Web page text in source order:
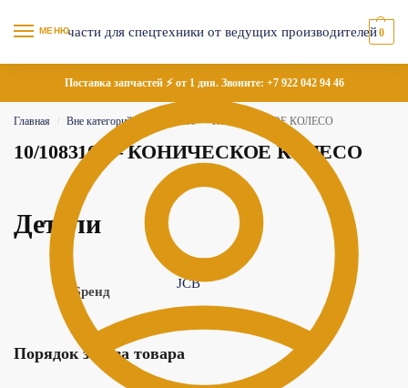
МЕНЮ 0
Поставка запчастей ⚡ от 1 дня. Звоните: +7 922 042 94 46
Главная / Вне категорий 10/108310 — КОНИЧЕСКОЕ КОЛЕСО
10/108310 — КОНИЧЕСКОЕ КОЛЕСО
Детали
Бренд
JCB
Порядок заказа товара